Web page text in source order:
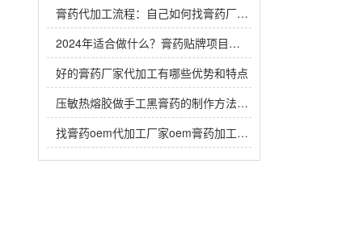
膏药代加工流程：自己如何找膏药厂家代工生产做膏药
2024年适合做什么？膏药贴牌项目是个赚钱机会
好的膏药厂家代加工有哪些优势和特点
压敏热熔胶做手工黑膏药的制作方法，热熔胶在黑膏药中放多少？
找膏药oem代加工厂家oem膏药加工生产注意事项有哪些？